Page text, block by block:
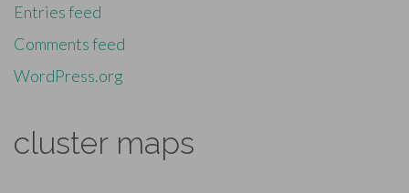
Entries feed
Comments feed
WordPress.org
cluster maps